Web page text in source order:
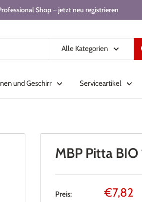
Shop – jetzt neu registrieren
Alle Kategorien
und Geschirr Serviceartikel
MBP Pitta BIO
Preis: €7,82